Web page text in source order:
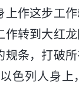
作这步工
转到大红
条，打破
色列人身上